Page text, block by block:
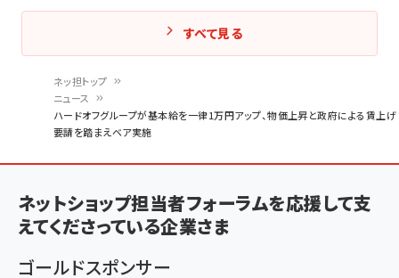
く
ず
ネッ担トップ
ニュース
ハードオフグループが基本給を一律1万円アップ、物価上昇と政府による賃上げ
要請を踏まえベア実施
すべて見る
ネットショップ担当者フォーラムを応援して支
えてくださっている企業さま
ゴールドスポンサー